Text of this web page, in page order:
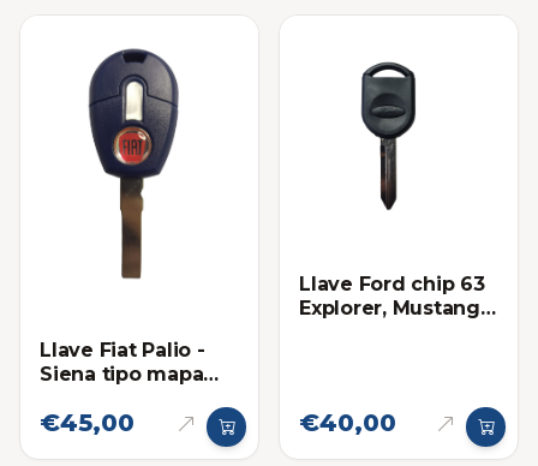
Llave Fiat Palio -
Siena tipo mapa
€45,00
Llave Ford chip 63
Explorer, Mustang,
€40,00